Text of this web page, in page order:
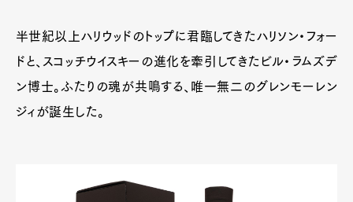
半世紀以上ハリウッドのトップに君臨してきたハリソン・フォー
ドと、スコッチウイスキーの進化を牽引してきたビル・ラムズデ
ン博士。ふたりの魂が共鳴する、唯一無二のグレンモーレン
ジィが誕生した。